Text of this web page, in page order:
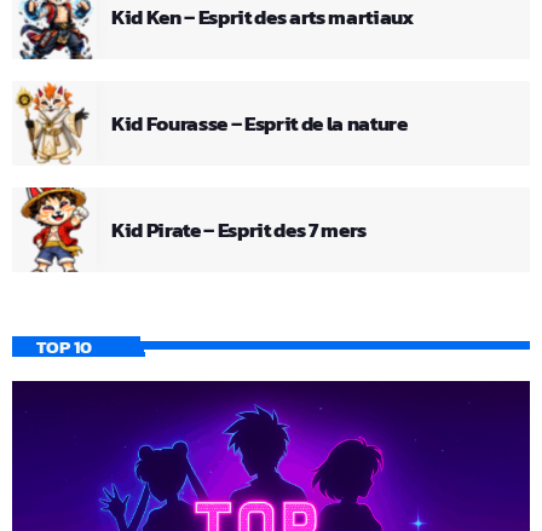
Kid Ken – Esprit des arts martiaux
Kid Fourasse – Esprit de la nature
Kid Pirate – Esprit des 7 mers
TOP 10